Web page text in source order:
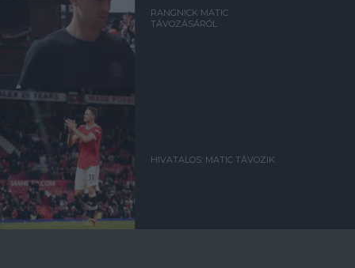
RANGNICK MATIC
TÁVOZÁSÁRÓL
HIVATALOS: MATIC TÁVOZIK